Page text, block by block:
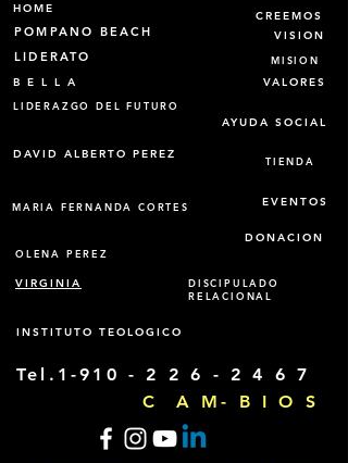
HOME
POMPANO BEACH
LIDERATO
B E L L A
CREEMOS
VISION
MISION
VALORES
LIDERAZGO DEL FUTURO
AYUDA SOCIAL
DAVID ALBERTO PEREZ
MARIA FERNANDA CORTES
TIENDA
EVENTOS
DONACION
OLENA PEREZ
VIRGINIA
DISCIPULADO
RELACIONAL
INSTITUTO TEOLOGICO
Tel.1-910 - 2 2 6 - 2 4 6 7
C A M- B I O S